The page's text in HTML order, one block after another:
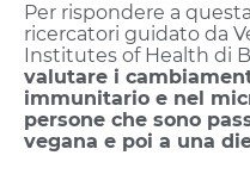
Per rispondere a
ricercatori guidato da
Institutes of Health di
valutare i
immunitario e nel
persone che sono
vegana e poi a una